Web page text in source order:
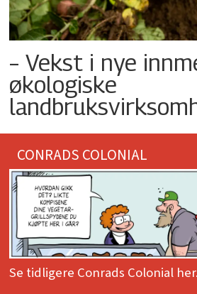
– Vekst i nye
økologiske
CONRADS COLONIAL
Se tidligere Conrads Colonial her.